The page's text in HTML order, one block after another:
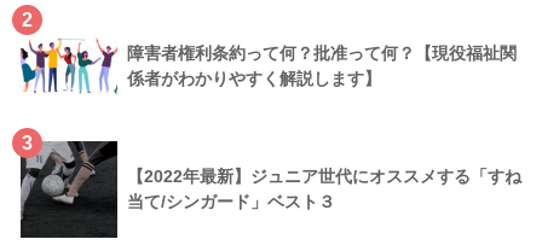
2
障害者権利条約って何？批准って何？【現役福祉関
係者がわかりやすく解説します】
3
【2022年最新】ジュニア世代にオススメする「すね
当て/シンガード」ベスト３